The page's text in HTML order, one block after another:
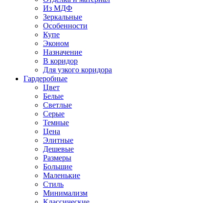
Из МДФ
Зеркальные
Особенности
Купе
Эконом
Назначение
В коридор
Для узкого коридора
Гардеробные
Цвет
Белые
Светлые
Серые
Темные
Цена
Элитные
Дешевые
Размеры
Большие
Маленькие
Стиль
Минимализм